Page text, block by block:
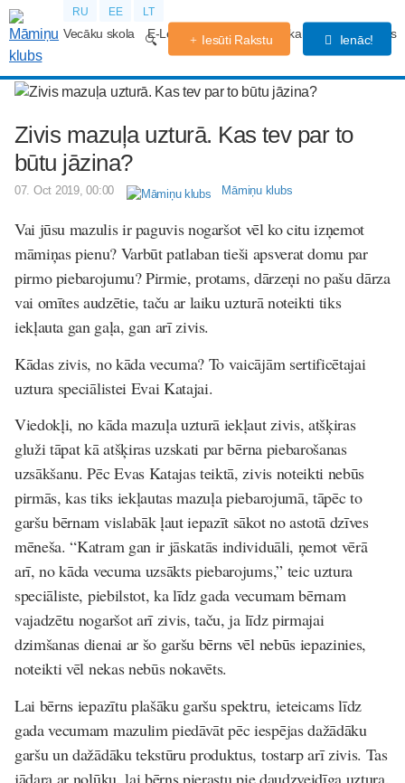
RU EE LT
Vecāku skola E-Lekcijas Grūtniecības kalendārs Forums
Iesūti Rakstu Ienāc!
Zivis mazuļa uzturā. Kas tev par to
būtu jāzina?
07. Oct 2019, 00:00 Māmiņu klubs
Vai jūsu mazulis ir paguvis nogaršot vēl ko citu izņemot
māmiņas pienu? Varbūt patlaban tieši apsverat domu par
pirmo piebarojumu? Pirmie, protams, dārzeņi no pašu dārza
vai omītes audzētie, taču ar laiku uzturā noteikti tiks
iekļauta gan gaļa, gan arī zivis.
Kādas zivis, no kāda vecuma? To vaicājām sertificētajai
uztura speciālistei Evai Katajai.
Viedokļi, no kāda mazuļa uzturā iekļaut zivis, atšķiras
gluži tāpat kā atšķiras uzskati par bērna piebarošanas
uzsākšanu. Pēc Evas Katajas teiktā, zivis noteikti nebūs
pirmās, kas tiks iekļautas mazuļa piebarojumā, tāpēc to
garšu bērnam vislabāk ļaut iepazīt sākot no astotā dzīves
mēneša. “Katram gan ir jāskatās individuāli, ņemot vērā
arī, no kāda vecuma uzsākts piebarojums,” teic uztura
speciāliste, piebilstot, ka līdz gada vecumam bērnam
vajadzētu nogaršot arī zivis, taču, ja līdz pirmajai
dzimšanas dienai ar šo garšu bērns vēl nebūs iepazinies,
noteikti vēl nekas nebūs nokavēts.
Lai bērns iepazītu plašāku garšu spektru, ieteicams līdz
gada vecumam mazulim piedāvāt pēc iespējas dažādāku
garšu un dažādāku tekstūru produktus, tostarp arī zivis. Tas
jādara ar nolūku, lai bērns pierastu pie daudzveidīga uztura.